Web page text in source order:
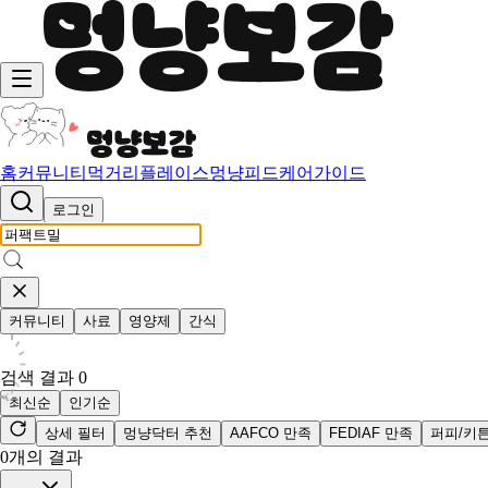
홈커뮤니티 먹거리 플레이스멍냥피드케어가이드
로그인
커뮤니티 사료 영양제 간식
검색 결과 0
최신순
인기순
상세 필터
멍냥닥터 추천 AAFCO 만족 FEDIAF 만족 퍼피/키
0개의 결과